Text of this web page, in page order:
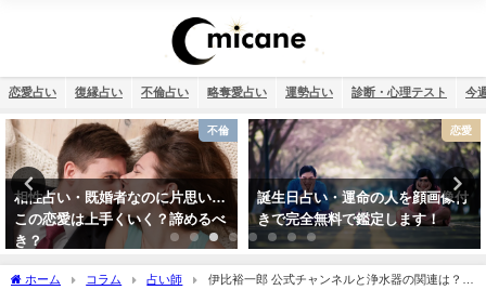
恋愛占い 復縁占い 不倫占い 略奪愛占い 運勢占い 診断・心理テスト 今
不倫
相性占い・既婚者なのに片思い…
この恋愛は上手くいく？諦めるべ
き？
恋愛
誕生日占い・運命の人を顔画像付
きで完全無料で鑑定します！
ホーム コラム 占い師
伊比裕一郎 公式チャンネルと浄水器の関連は？ブ